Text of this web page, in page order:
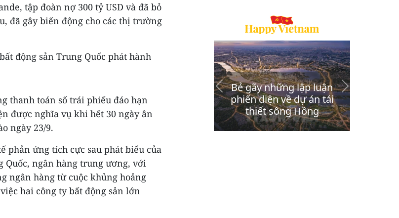
tập đoàn nợ 300 tỷ USD và đã bỏ
đã gây biến động cho các thị trường
động sản Trung Quốc phát hành
thanh toán số trái phiếu đáo hạn
được nghĩa vụ khi hết 30 ngày ân
ngày 23/9.
ứng tích cực sau phát biểu của
Quốc, ngân hàng trung ương, với
ngân hàng từ cuộc khủng hoảng
hai công ty bất động sản lớn